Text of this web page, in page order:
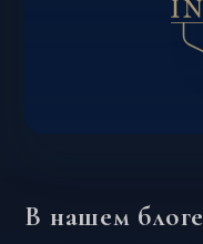
В нашем блоге